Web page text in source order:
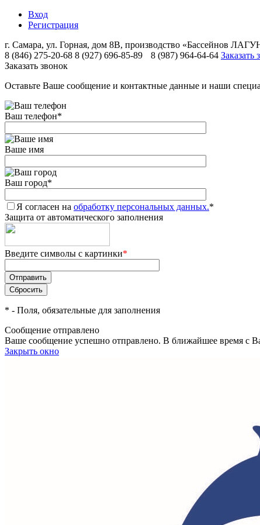
Вход
Регистрация
г. Самара, ул. Горная, дом 8В, производство «Бассейнов
8 (846) 275-20-68 8 (927) 696-85-89 8 (987) 964-64-64 Заказать
Заказать звонок
Оставьте Ваше сообщение и контактные данные и наши
Ваш телефон*
Ваше имя
Ваш город*
Я согласен на обработку персональных данных.*
Защита от автоматического заполнения
Введите символы с картинки*
* - Поля, обязательные для заполнения
Сообщение отправлено
Ваше сообщение успешно отправлено. В ближайшее время с
Закрыть окно